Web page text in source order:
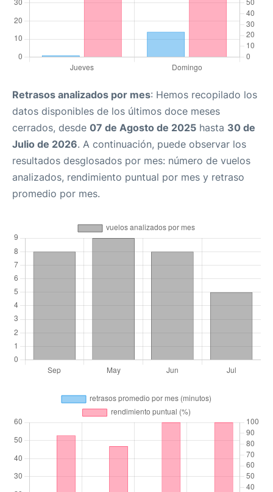
Retrasos analizados por mes: Hemos recopilado los
datos disponibles de los últimos doce meses
cerrados, desde 07 de Agosto de 2025 hasta 30 de
Julio de 2026. A continuación, puede observar los
resultados desglosados por mes: número de vuelos
analizados, rendimiento puntual por mes y retraso
promedio por mes.